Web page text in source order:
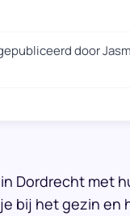
door
Dordrecht met
bij het gezin en